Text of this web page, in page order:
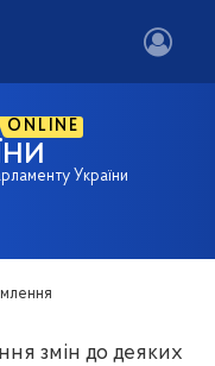
ONLINE
України
змін до деяких